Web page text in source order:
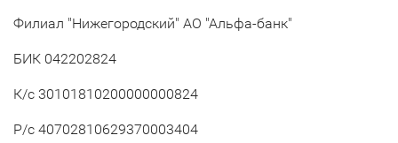
Филиал "Нижегородский" АО "Альфа-банк"
БИК 042202824
К/c 30101810200000000824
Р/c 40702810629370003404